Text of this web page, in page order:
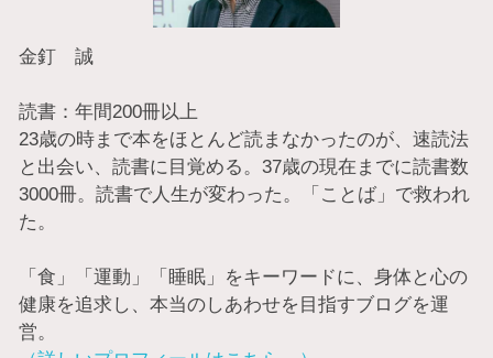
金釘 誠
読書：年間200冊以上
23歳の時まで本をほとんど読まなかったのが、速読法
と出会い、読書に目覚める。37歳の現在までに読書数
3000冊。読書で人生が変わった。「ことば」で救われ
た。
「食」「運動」「睡眠」をキーワードに、身体と心の
健康を追求し、本当のしあわせを目指すブログを運
営。